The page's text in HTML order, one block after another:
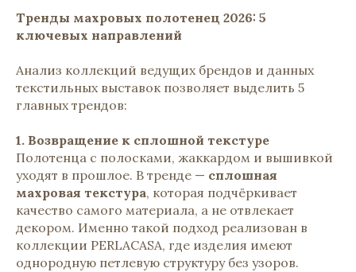
Тренды махровых полотенец 2026: 5
ключевых направлений
Анализ коллекций ведущих брендов и данных
текстильных выставок позволяет выделить 5
главных трендов:
1. Возвращение к сплошной текстуре
Полотенца с полосками, жаккардом и вышивкой
уходят в прошлое. В тренде — сплошная
махровая текстура, которая подчёркивает
качество самого материала, а не отвлекает
декором. Именно такой подход реализован в
коллекции PERLACASA, где изделия имеют
однородную петлевую структуру без узоров.